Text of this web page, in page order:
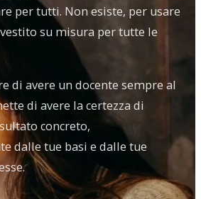
per tutti. Non esiste, per usare
su misura per tutte le
di avere un docente sempre al
di avere la certezza di
concreto,
dalle tue basi e dalle tue